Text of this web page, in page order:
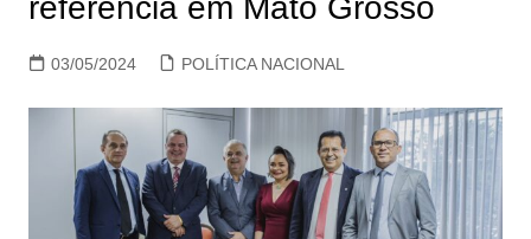
referência em Mato Grosso
03/05/2024 POLÍTICA NACIONAL